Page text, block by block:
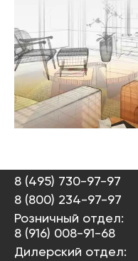
8 (495) 730-97-97
8 (800) 234-97-97
Розничный отдел:
8 (916) 008-91-68
Дилерский отдел: